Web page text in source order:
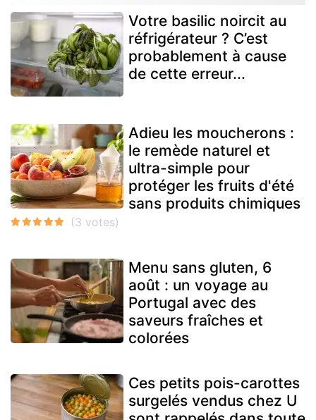
Votre basilic noircit au
réfrigérateur ? C’est
probablement à cause
de cette erreur...
Adieu les moucherons :
le remède naturel et
ultra-simple pour
protéger les fruits d'été
sans produits chimiques
Menu sans gluten, 6
août : un voyage au
Portugal avec des
saveurs fraîches et
colorées
Ces petits pois-carottes
surgelés vendus chez U